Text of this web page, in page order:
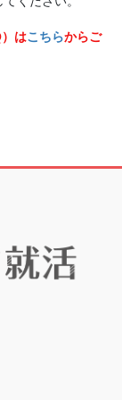
はこちらからご